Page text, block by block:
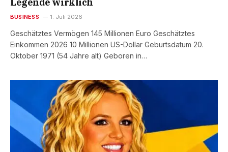
Legende wirklich
BUSINESS 1. Juli 2026
Geschätztes Vermögen 145 Millionen Euro Geschätztes
Einkommen 2026 10 Millionen US-Dollar Geburtsdatum 20.
Oktober 1971 (54 Jahre alt) Geboren in…